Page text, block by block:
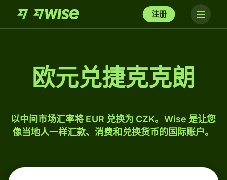
注册
欧元兑捷克克朗
以中间市场汇率将 EUR 兑换为 CZK。Wise 是让您
像当地人一样汇款、消费和兑换货币的国际账户。